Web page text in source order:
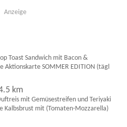
Anzeige
Toast Sandwich mit Bacon &
Aktionskarte SOMMER EDITION (tägl
km
mit Gemüsestreifen und Teriyaki
Kalbsbrust mit (Tomaten-Mozzarella)